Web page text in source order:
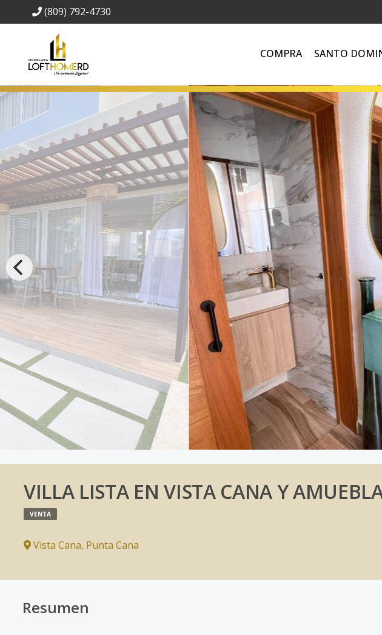
(809) 792-4730
COMPRA SANTO
VILLA LISTA EN VISTA CANA Y
VENTA
Vista Cana, Punta Cana
Resumen